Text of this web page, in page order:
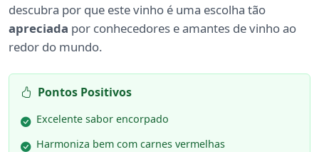
descubra por que este vinho é uma escolha tão
apreciada por conhecedores e amantes de vinho ao
redor do mundo.
Pontos Positivos
Excelente sabor encorpado
Harmoniza bem com carnes vermelhas